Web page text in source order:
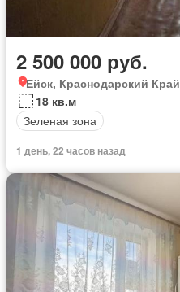
2 500 000 руб.
Ейск, Краснодарский Край
18 кв.м
Зеленая зона
1 день, 22 часов назад